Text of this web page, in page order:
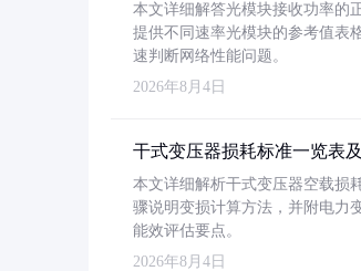
本文详细解答光模块接收功率的
提供不同速率光模块的参考值表
速判断网络性能问题。
2026年8月4日
干式变压器损耗标准一览表
本文详细解析干式变压器空载损
骤说明变损计算方法，并附电力
能效评估要点。
2026年8月4日